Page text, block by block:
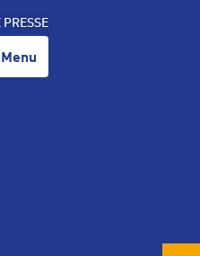
PRESSE
Menu